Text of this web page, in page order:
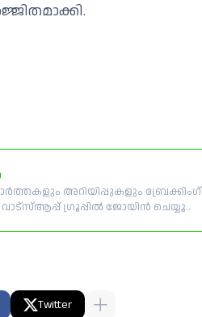
അറിയിപ്പുകളും ബ്രേക്കിംഗ്
ഗ്രൂപ്പിൽ ജോയിൻ ചെയ്യൂ..
Twitter